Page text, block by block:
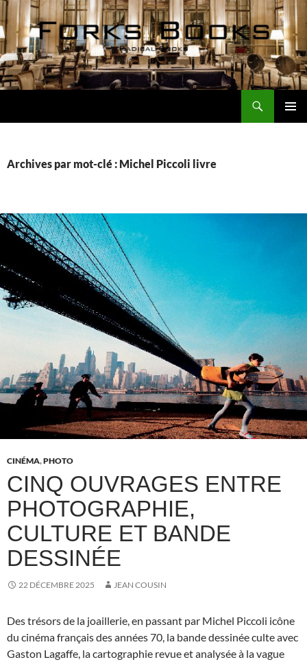
Aller
au
contenu
Archives par mot-clé : Michel Piccoli livre
CINÉMA,PHOTO
CINQ OUVRAGES ENTRE
PHOTOGRAPHIE,
CULTURE ET BANDE
DESSINÉE
22 DÉCEMBRE 2025 JEAN COUSIN
Des trésors de la joaillerie, en passant par Michel Piccoli icône
du cinéma français des années 70, la bande dessinée culte avec
Gaston Lagaffe, la cartographie revue et analysée à la vague